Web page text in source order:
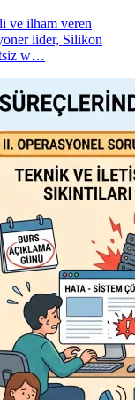
ve ilham veren
lider, Silikon
w…